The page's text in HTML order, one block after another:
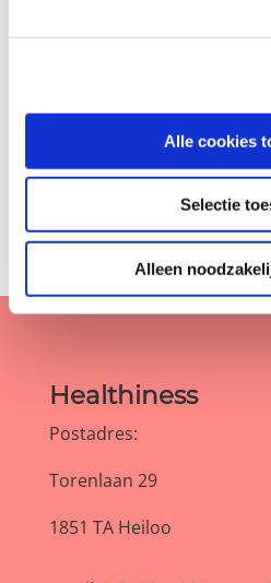
Alle cookies
Selectie
Alleen
Tussendoortjes(28)
Healthiness
Postadres:
Torenlaan 29
1851 TA Heiloo